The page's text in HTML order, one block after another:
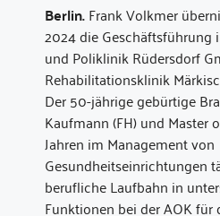
Berlin.Frank Volkmer
2024 die Geschäftsführung
und Poliklinik Rüdersdorf
Rehabilitationsklinik
Der 50-jährige gebürtige
Kaufmann (FH) und Master
Jahren im Management von
Gesundheitseinrichtungen
berufliche Laufbahn in
Funktionen bei der AOK für